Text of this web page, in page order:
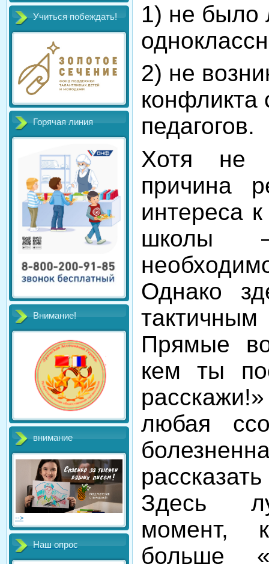
Учиться побеждать!
Горячая линия
Внимание!
внимание
-->
Наш опрос
1) не было
2) не
конфликта
педагогов.
Хотя не
причина
интереса
школы
Однако
Прямые
кем ты
любая
Здесь
момент,
больше